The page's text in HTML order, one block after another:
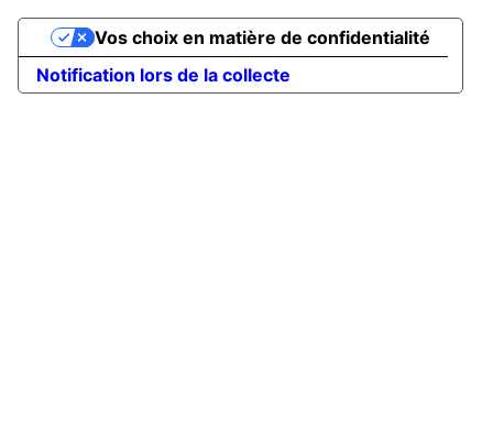
Notification lors de la collecte
Vos choix en matière de confidentialité